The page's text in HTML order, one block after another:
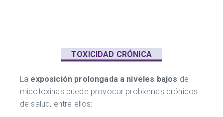
TOXICIDAD CRÓNICA
La exposición prolongada a niveles bajos de
micotoxinas puede provocar problemas crónicos
de salud, entre ellos: